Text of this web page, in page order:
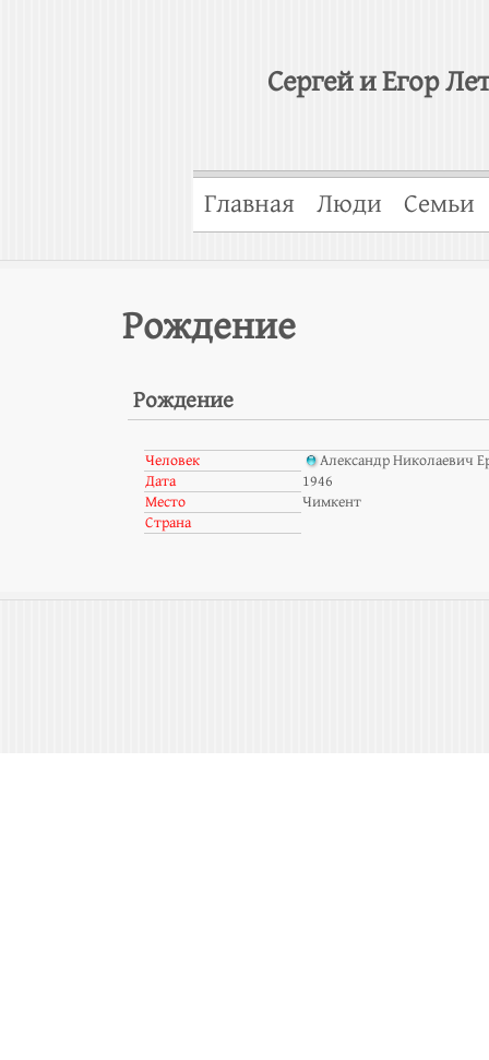
Сергей и Егор
Главная Люди Семьи
Рождение
Рождение
Человек
Александр Николаевич
Дата
1946
Место
Чимкент
Страна